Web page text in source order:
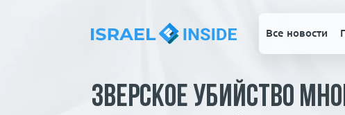
Все новости
Зверское убийство